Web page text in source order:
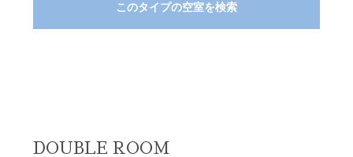
このタイプの空室を検索
DOUBLE ROOM